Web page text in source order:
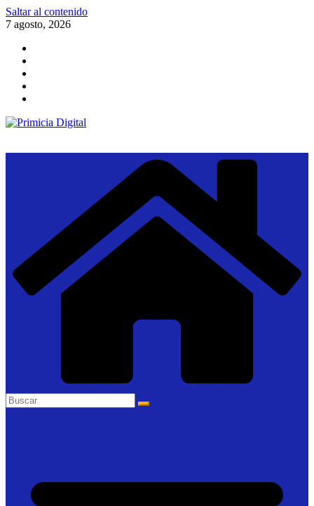
Saltar al contenido
7 agosto, 2026